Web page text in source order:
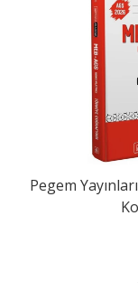
Pegem